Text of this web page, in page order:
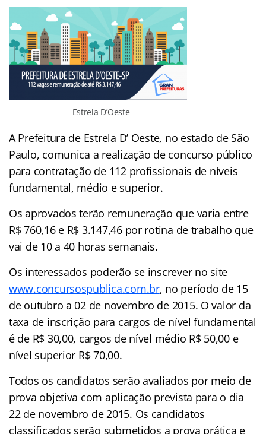
Estrela D’Oeste
A Prefeitura de Estrela D’ Oeste, no estado de São
Paulo, comunica a realização de concurso público
para contratação de 112 profissionais de níveis
fundamental, médio e superior.
Os aprovados terão remuneração que varia entre
R$ 760,16 e R$ 3.147,46 por rotina de trabalho que
vai de 10 a 40 horas semanais.
Os interessados poderão se inscrever no site
www.concursospublica.com.br, no período de 15
de outubro a 02 de novembro de 2015. O valor da
taxa de inscrição para cargos de nível fundamental
é de R$ 30,00, cargos de nível médio R$ 50,00 e
nível superior R$ 70,00.
Todos os candidatos serão avaliados por meio de
prova objetiva com aplicação prevista para o dia
22 de novembro de 2015. Os candidatos
classificados serão submetidos a prova prática e